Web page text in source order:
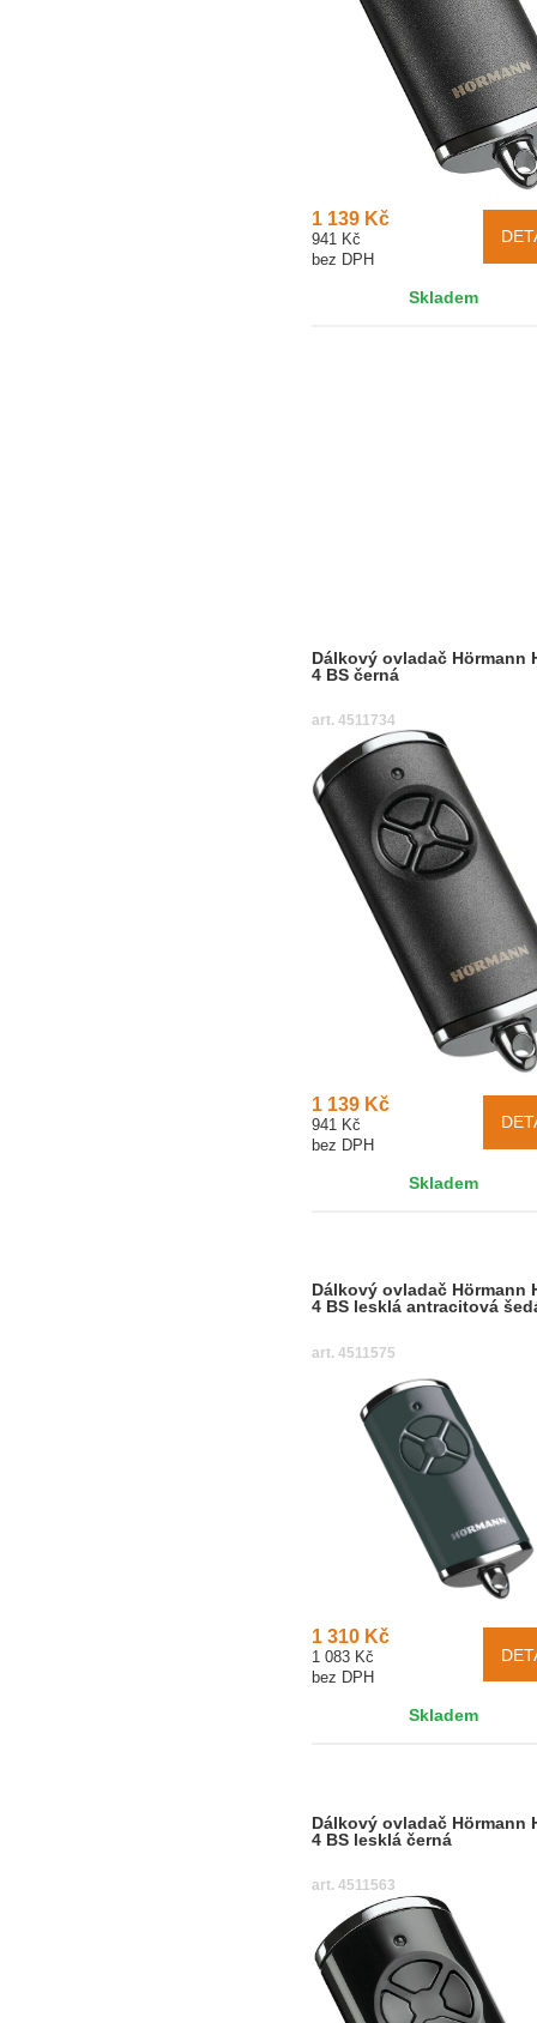
1 139 Kč
941 Kč
bez DPH
Skladem
Dálkový ovladač Hörmann
4 BS černá
art. 4511734
1 139 Kč
941 Kč
bez DPH
Skladem
Dálkový ovladač Hörmann
4 BS lesklá antracitová
art. 4511575
1 310 Kč
1 083 Kč
bez DPH
Skladem
Dálkový ovladač Hörmann
4 BS lesklá černá
art. 4511563